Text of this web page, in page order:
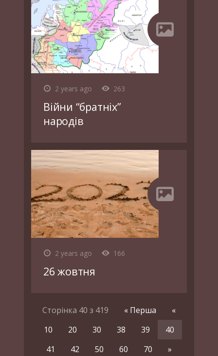
2 years ago 263
Війни “братніх”
народів
2 years ago 166
26 жовтня
Сторінка 40 з 419 « Перша
«
10
20 30 38 39
40
41
42 50 60 70
»